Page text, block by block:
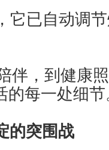
已自动调
，到健康
的每一处细节
突围战